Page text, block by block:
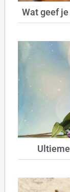
Wat geef